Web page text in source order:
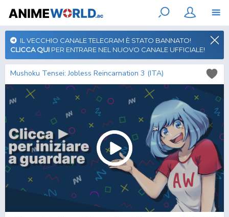
IL VECCHIO CANALE TELEGRAM È STATO BANNATO!
CLICCA QUI PER ENTRARE NEL NUOVO CANALE UFFICIALE!
Mushoku Tensei: Jobless Reincarnation 3 (ITA)